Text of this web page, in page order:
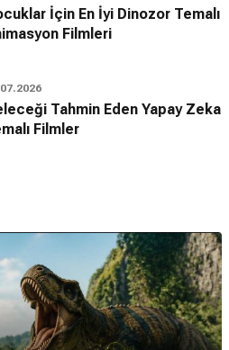
İçin En İyi Dinozor Temalı
Filmleri
Tahmin Eden Yapay Zeka
Filmler